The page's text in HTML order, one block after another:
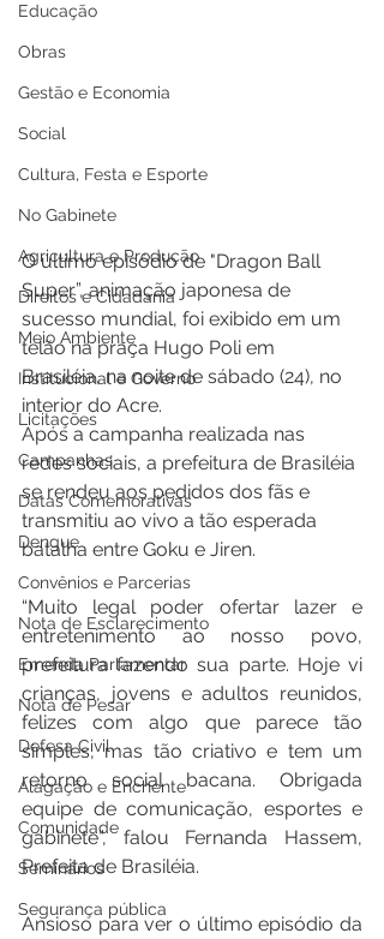
Educação
Obras
Gestão e Economia
Social
Cultura, Festa e Esporte
No Gabinete
Agricultura e Produção
Direitos e Cidadania
Meio Ambiente
Institucional e Governo
Licitações
Campanhas
Datas Comemorativas
Dengue
Convênios e Parcerias
Nota de Esclarecimento
Emenda Parlamentar
Nota de Pesar
Defesa Civil
Alagação e Enchente
Comunidade
Seminários
Segurança pública
O último episódio de "Dragon Ball
Super”, animação japonesa de
sucesso mundial, foi exibido em um
telão na praça Hugo Poli em
Brasiléia, na noite de sábado (24), no
interior do Acre.
Após a campanha realizada nas
redes sociais, a prefeitura de Brasiléia
se rendeu aos pedidos dos fãs e
transmitiu ao vivo a tão esperada
batalha entre Goku e Jiren.
“Muito legal poder ofertar lazer e
entretenimento ao nosso povo,
prefeitura fazendo sua parte. Hoje vi
crianças, jovens e adultos reunidos,
felizes com algo que parece tão
simples, mas tão criativo e tem um
retorno social bacana. Obrigada
equipe de comunicação, esportes e
gabinete”, falou Fernanda Hassem,
Prefeita de Brasiléia.
Ansioso para ver o último episódio da